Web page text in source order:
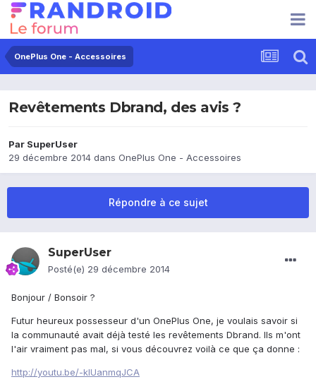
OnePlus One - Accessoires
Revêtements Dbrand, des avis ?
Par SuperUser
29 décembre 2014 dans OnePlus One - Accessoires
Répondre à ce sujet
SuperUser
Posté(e) 29 décembre 2014
Bonjour / Bonsoir ?
Futur heureux possesseur d'un OnePlus One, je voulais savoir si
la communauté avait déjà testé les revêtements Dbrand. Ils m'ont
l'air vraiment pas mal, si vous découvrez voilà ce que ça donne :
http://youtu.be/-klUanmqJCA